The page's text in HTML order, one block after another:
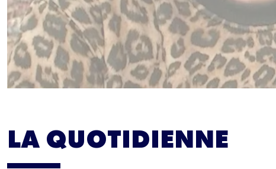
LA QUOTIDIENNE
Inscrivez-vous à
les mercredis le
5 minutes. En
moment vous
bas de chaque mail